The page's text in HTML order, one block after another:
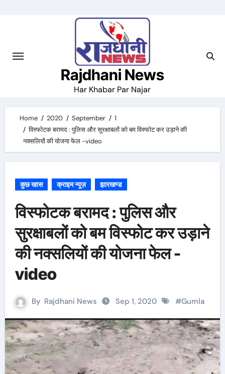
Rajdhani News
Har Khabar Par Najar
Home 2020 September
1
विस्फोटक बरामद : पुलिस और सुरक्षाबलों को बम विस्फोट कर उड़ाने की
नक्सलियों की योजना फेल -video
कुछ खास क्राइम न्यूज़ झारखण्ड
विस्फोटक बरामद : पुलिस और
सुरक्षाबलों को बम विस्फोट कर उड़ाने
की नक्सलियों की योजना फेल -
video
By Rajdhani News Sep 1, 2020 #Gumla